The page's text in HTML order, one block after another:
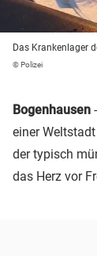
Das Krankenlager
© Polizei
Bogenhausen
einer
der typisch
das Herz vor